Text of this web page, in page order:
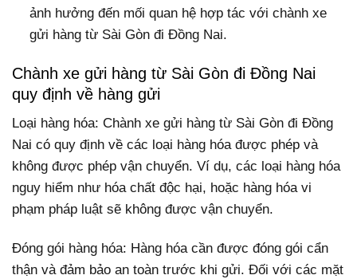
ảnh hưởng đến mối quan hệ hợp tác với chành xe
gửi hàng từ Sài Gòn đi Đồng Nai.
Chành xe gửi hàng từ Sài Gòn đi Đồng Nai
quy định về hàng gửi
Loại hàng hóa: Chành xe gửi hàng từ Sài Gòn đi Đồng
Nai có quy định về các loại hàng hóa được phép và
không được phép vận chuyển. Ví dụ, các loại hàng hóa
nguy hiểm như hóa chất độc hại, hoặc hàng hóa vi
phạm pháp luật sẽ không được vận chuyển.
Đóng gói hàng hóa: Hàng hóa cần được đóng gói cẩn
thận và đảm bảo an toàn trước khi gửi. Đối với các mặt